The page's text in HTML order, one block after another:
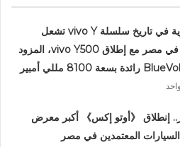
أكبر بطارية في تاريخ سلسلة vivo Y تشعل
المنافسة في مصر مع إطلاق vivo Y500، المزود
إنطلاق 《أوتو إكس》 أكبر معرض
المعتمدين في مصر